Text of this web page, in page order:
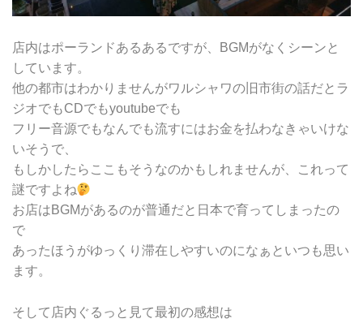
店内はポーランドあるあるですが、BGMがなくシーンと
しています。
他の都市はわかりませんがワルシャワの旧市街の話だとラ
ジオでもCDでもyoutubeでも
フリー音源でもなんでも流すにはお金を払わなきゃいけな
いそうで、
もしかしたらここもそうなのかもしれませんが、これって
謎ですよね
お店はBGMがあるのが普通だと日本で育ってしまったの
で
あったほうがゆっくり滞在しやすいのになぁといつも思い
ます。
そして店内ぐるっと見て最初の感想は